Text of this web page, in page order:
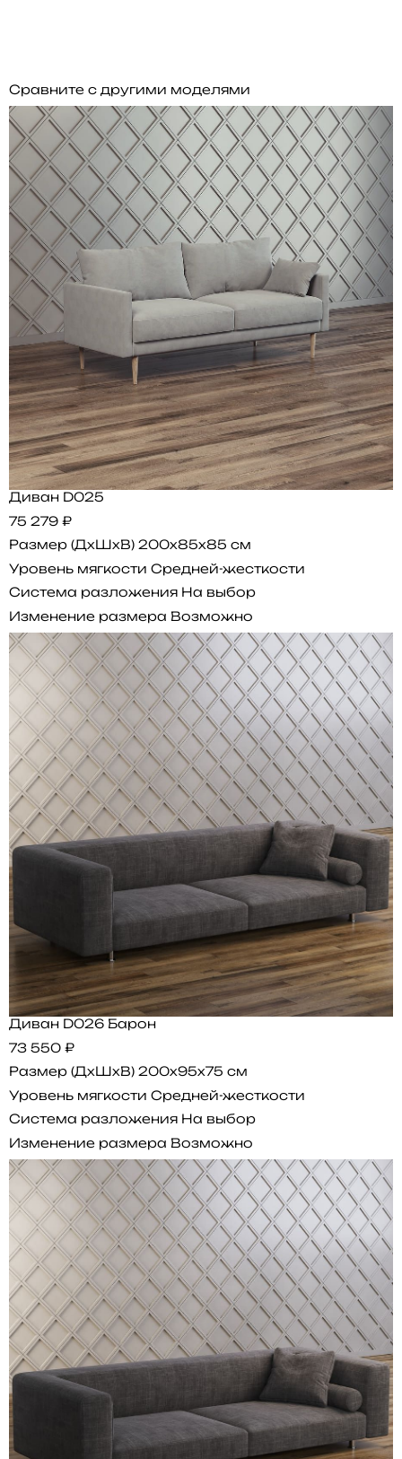
Сравните с другими моделями
Диван D025
75 279 ₽
Размер (ДхШхВ) 200x85x85 см
Уровень мягкости Средней-жесткости
Система разложения На выбор
Изменение размера Возможно
Диван D026 Барон
73 550 ₽
Размер (ДхШхВ) 200x95x75 см
Уровень мягкости Средней-жесткости
Система разложения На выбор
Изменение размера Возможно